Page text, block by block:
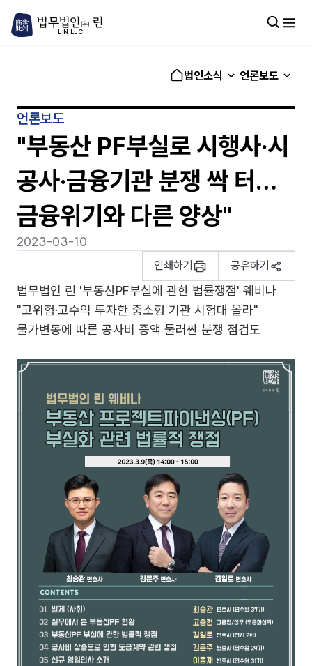
법무법인 (유) 린
LIN LLC
법인소식 언론보도
언론보도
"부동산 PF부실로 시행사·시
공사·금융기관 분쟁 싹 터…
금융위기와 다른 양상"
2023-03-10
인쇄하기 공유하기
법무법인 린 '부동산PF부실에 관한 법률쟁점' 웨비나
"고위험·고수익 투자한 중소형 기관 시험대 올라"
물가변동에 따른 공사비 증액 둘러싼 분쟁 점검도